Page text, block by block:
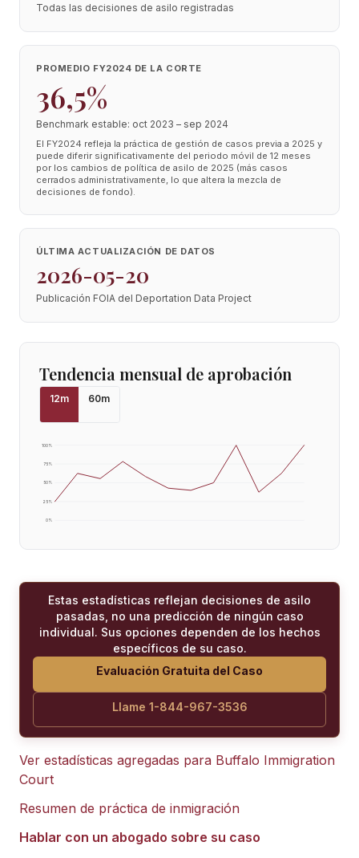
Todas las decisiones de asilo registradas
PROMEDIO FY2024 DE LA CORTE
36,5%
Benchmark estable: oct 2023 – sep 2024
El FY2024 refleja la práctica de gestión de casos previa a 2025 y
puede diferir significativamente del periodo móvil de 12 meses
por los cambios de política de asilo de 2025 (más casos
cerrados administrativamente, lo que altera la mezcla de
decisiones de fondo).
ÚLTIMA ACTUALIZACIÓN DE DATOS
2026-05-20
Publicación FOIA del Deportation Data Project
Tendencia mensual de aprobación
12m 60m
0%
25%
50%
75%
100%
Estas estadísticas reflejan decisiones de asilo
pasadas, no una predicción de ningún caso
individual. Sus opciones dependen de los hechos
específicos de su caso.
Evaluación Gratuita del Caso
Llame 1-844-967-3536
Ver estadísticas agregadas para Buffalo Immigration
Court
Resumen de práctica de inmigración
Hablar con un abogado sobre su caso